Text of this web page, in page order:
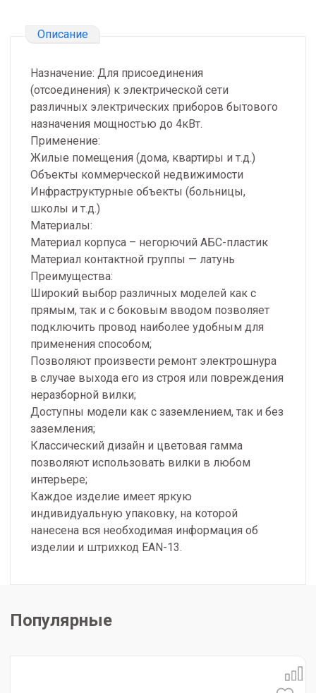
Описание
Назначение: Для присоединения
(отсоединения) к электрической сети
различных электрических приборов бытового
назначения мощностью до 4кВт.
Применение:
Жилые помещения (дома, квартиры и т.д.)
Объекты коммерческой недвижимости
Инфраструктурные объекты (больницы,
школы и т.д.)
Материалы:
Материал корпуса – негорючий АБС-пластик
Материал контактной группы — латунь
Преимущества:
Широкий выбор различных моделей как с
прямым, так и с боковым вводом позволяет
подключить провод наиболее удобным для
применения способом;
Позволяют произвести ремонт электрошнура
в случае выхода его из строя или повреждения
неразборной вилки;
Доступны модели как с заземлением, так и без
заземления;
Классический дизайн и цветовая гамма
позволяют использовать вилки в любом
интерьере;
Каждое изделие имеет яркую
индивидуальную упаковку, на которой
нанесена вся необходимая информация об
изделии и штрихкод EAN-13.
Популярные